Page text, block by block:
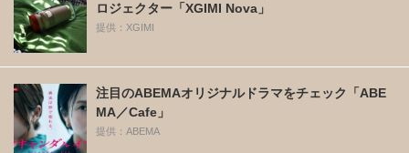
ロジェクター「XGIMI Nova」
提供：XGIMI
注目のABEMAオリジナルドラマをチェック「ABE
MA／Cafe」
提供：ABEMA